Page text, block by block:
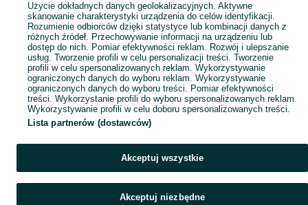
Użycie dokładnych danych geolokalizacyjnych. Aktywne
skanowanie charakterystyki urządzenia do celów identyfikacji.
Rozumienie odbiorców dzięki statystyce lub kombinacji danych z
różnych źródeł. Przechowywanie informacji na urządzeniu lub
dostęp do nich. Pomiar efektywności reklam. Rozwój i ulepszanie
usług. Tworzenie profili w celu personalizacji treści. Tworzenie
profili w celu spersonalizowanych reklam. Wykorzystywanie
ograniczonych danych do wyboru reklam. Wykorzystywanie
ograniczonych danych do wyboru treści. Pomiar efektywności
treści. Wykorzystanie profili do wyboru spersonalizowanych reklam.
Wykorzystywanie profili w celu doboru spersonalizowanych treści.
Lista partnerów (dostawców)
Akceptuj wszystkie
Akceptuj niezbędne